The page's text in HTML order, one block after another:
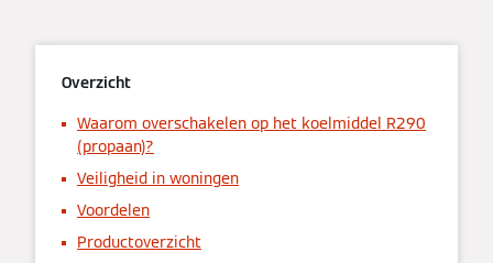
Overzicht
Waarom overschakelen op het koelmiddel R290
(propaan)?
Veiligheid in woningen
Voordelen
Productoverzicht